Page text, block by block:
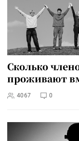
Сколько
проживают
4067 0